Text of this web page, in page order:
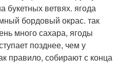
ветвях. ягода
бордовый окрас. так
много сахара, ягоды
позднее, чем у
правило, собирают с конца